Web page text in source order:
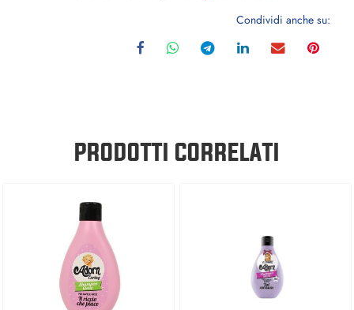
Condividi anche su:
PRODOTTI CORRELATI